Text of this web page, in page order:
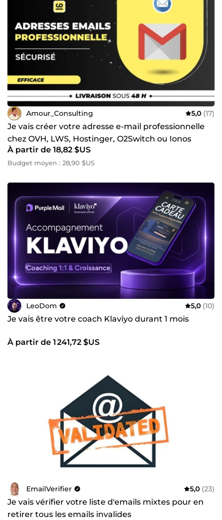
Amour_Consulting 5,0 (17)
Je vais créer votre adresse e-mail professionnelle
chez OVH, LWS, Hostinger, O2Switch ou Ionos
À partir de 18,82 $US
Budget moyen : 28,90 $US
LeoDom 5,0 (10)
Je vais être votre coach Klaviyo durant 1 mois
À partir de 1 241,72 $US
EmailVerifier 5,0 (23)
Je vais vérifier votre liste d'emails mixtes pour en
retirer tous les emails invalides